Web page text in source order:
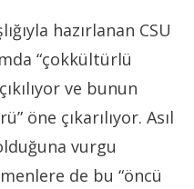
hazırlanan CSU
“çokkültürlü
ve bunun
öne çıkarılıyor. Asıl
vurgu
de bu “öncü